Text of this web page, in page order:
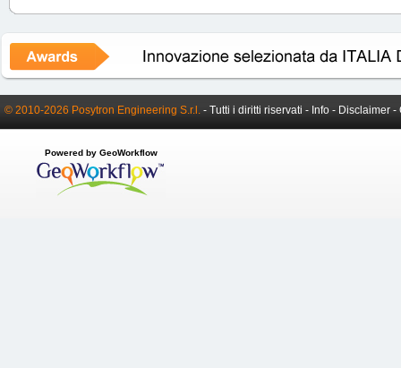
© 2010-2026 Posytron Engineering S.r.l. - Tutti i diritti riservati - Info - Disclaimer -
Powered by GeoWorkflow